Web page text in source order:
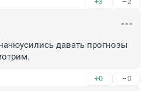
давать прогнозы
+0 –0